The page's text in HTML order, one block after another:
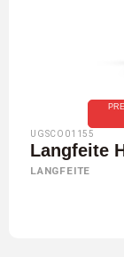
UGSCO01155
Langfeite
LANGFEITE